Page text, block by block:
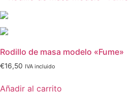
Rodillo de masa modelo «Fume»
€16,50 IVA incluido
Añadir al carrito